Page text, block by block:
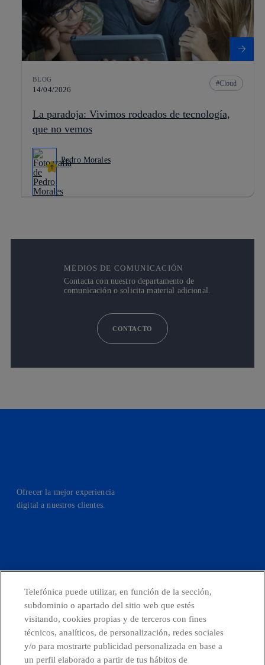
BLOG
14/04/2026
Cloud
La paradoja: Vivimos rodeados de tecnología,
que no vemos
Pedro Morales
MEDIOS DE COMUNICACIÓN
Contacta con nuestro departamento de
comunicación o solicita material adicional.
CONTACTO
Ofrecer la mejor experiencia
digital a nuestros clientes.
CONTACTO
Telefónica en redes sociales
Telefónica puede utilizar, en función de la sección,
subdominio o apartado del sitio web que estés
visitando, cookies propias y de terceros con fines
técnicos, analíticos, de personalización, redes sociales
y/o para mostrarte publicidad personalizada en base a
un perfil elaborado a partir de tus hábitos de